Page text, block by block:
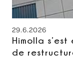
29.6.2026
Himolla
de